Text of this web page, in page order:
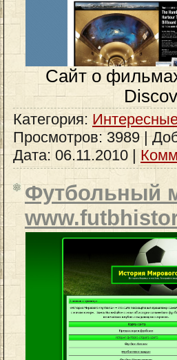
Сайт о
Категория:
Просмотров: 3989 |
Дата: 06.11.2010
Футбольный